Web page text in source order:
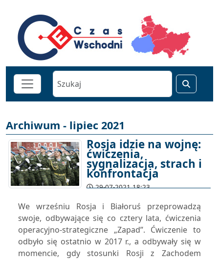
Archiwum - lipiec 2021
Rosja idzie na wojnę:
ćwiczenia,
sygnalizacja, strach i
konfrontacja
29-07-2021 18:23
We wrześniu Rosja i Białoruś przeprowadzą
swoje, odbywające się co cztery lata, ćwiczenia
operacyjno-strategiczne „Zapad”. Ćwiczenie to
odbyło się ostatnio w 2017 r., a odbywały się w
momencie, gdy stosunki Rosji z Zachodem